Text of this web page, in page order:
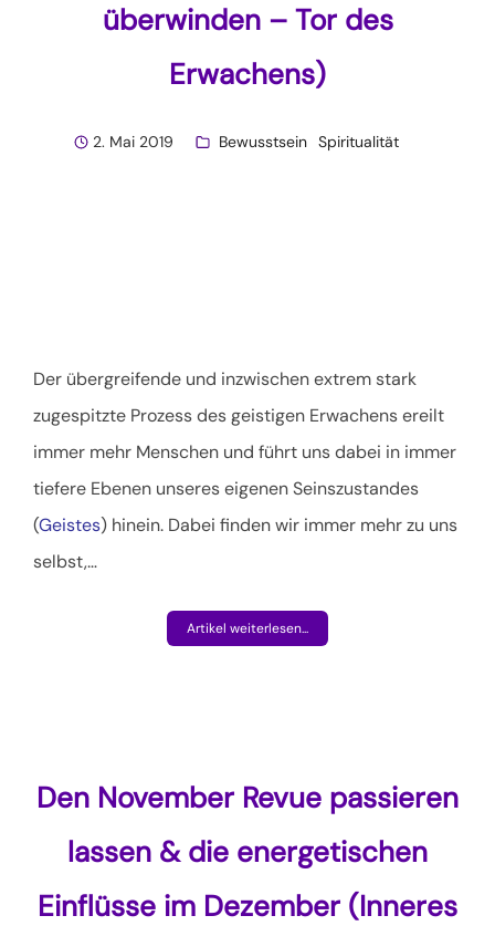
überwinden – Tor des
Erwachens)
2. Mai 2019 Bewusstsein Spiritualität
Der übergreifende und inzwischen extrem stark
zugespitzte Prozess des geistigen Erwachens ereilt
immer mehr Menschen und führt uns dabei in immer
tiefere Ebenen unseres eigenen Seinszustandes
(Geistes) hinein. Dabei finden wir immer mehr zu uns
selbst,…
Artikel weiterlesen...
Den November Revue passieren
lassen & die energetischen
Einflüsse im Dezember (Inneres